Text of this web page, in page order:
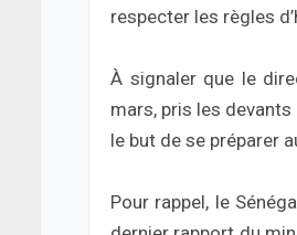
respecter les règles
À signaler que le
mars, pris les
le but de se préparer
Pour rappel, le